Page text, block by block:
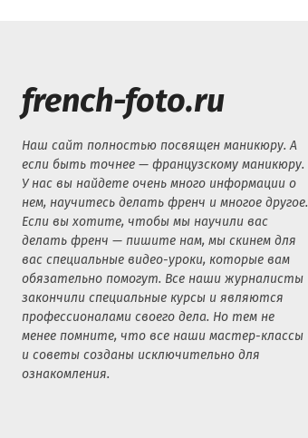
french-foto.ru
Наш сайт полностью посвящен маникюру. А
если быть точнее — французскому маникюру.
У нас вы найдете очень много информации о
нем, научитесь делать френч и многое другое.
Если вы хотите, чтобы мы научили вас
делать френч — пишите нам, мы скинем для
вас специальные видео-уроки, которые вам
обязательно помогут. Все наши журналисты
закончили специальные курсы и являются
профессионалами своего дела. Но тем не
менее помните, что все наши мастер-классы
и советы созданы исключительно для
ознакомления.